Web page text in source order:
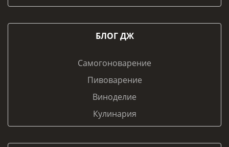
БЛОГ ДЖ
Самогоноварение
Пивоварение
Виноделие
Кулинария